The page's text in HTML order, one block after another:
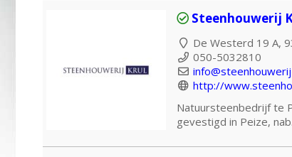
Steenhouwerij
De Westerd 19 A,
050-5032810
http://
Natuursteenbedrijf te
gevestigd in Peize,